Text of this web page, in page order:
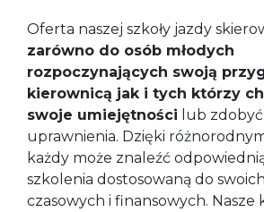
Oferta naszej szkoły jazdy
zarówno do osób młodych
rozpoczynających swoją
kierownicą jak i tych którzy
swoje umiejętności lub
uprawnienia. Dzięki
każdy może znaleźć
szkolenia dostosowaną do
czasowych i finansowych. Nasze